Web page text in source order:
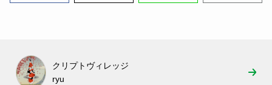
クリプトヴィレッジ
ryu